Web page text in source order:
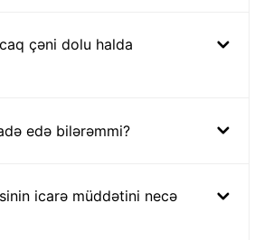
çəni dolu halda
edə bilərəmmi?
icarə müddətini necə